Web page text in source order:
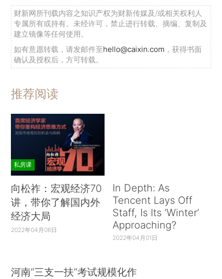
财新网所刊载内容之知识产权为财新传媒及/或相关权利人
专属所有或持有。未经许可，禁止进行转载、摘编、复制及
建立镜像等任何使用。
如有意愿转载，请发邮件至hello@caixin.com ，获得书面
确认及授权后，方可转载。
推荐阅读
私房课
向松祚：宏观经济70
讲，带你了解国内外
经济大局
2022年04月06日
In Depth: As
Tencent Lays Off
Staff, Is Its ‘Winter’
Approaching?
2022年04月01日
河南“三支一扶”考试规模化作